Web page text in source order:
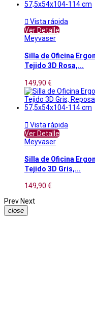
 Vista rápida
Ver Detalle
Meyvaser
Silla de Oficina
Tejido 3D Rosa,...
149,90 €
 Vista rápida
Ver Detalle
Meyvaser
Silla de Oficina
Tejido 3D Gris,...
149,90 €
Prev Next
close